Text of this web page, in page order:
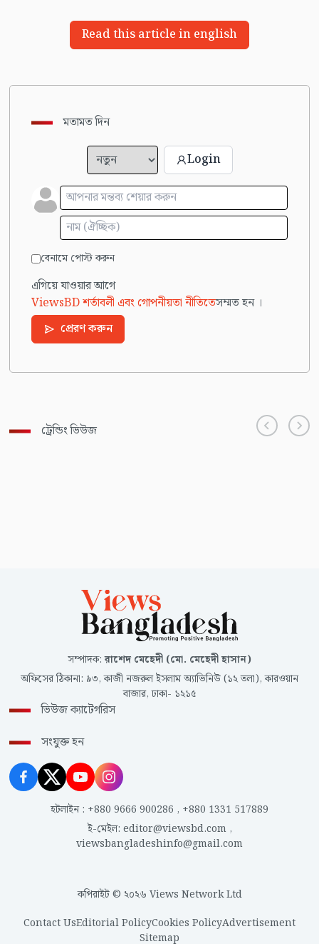
Read this article in english
মতামত দিন
Login
বেনামে পোস্ট করুন
এগিয়ে যাওয়ার আগে
ViewsBD শর্তাবলী এবং গোপনীয়তা নীতিতেসম্মত হন ।
প্রেরণ করুন
ট্রেন্ডিং ভিউজ
সম্পাদক:রাশেদ মেহেদী (মো. মেহেদী হাসান)
অফিসের ঠিকানা: ৯৩, কাজী নজরুল ইসলাম অ্যাভিনিউ (১২ তলা), কারওয়ান
বাজার, ঢাকা- ১২১৫
ভিউজ ক্যাটেগরিস
সংযুক্ত হন
হটলাইন : +880 9666 900286 , +880 1331 517889
ই-মেইল: editor@viewsbd.com,
viewsbangladeshinfo@gmail.com
কপিরাইট © ২০২৬ Views Network Ltd
Contact UsEditorial PolicyCookies PolicyAdvertisement
Sitemap